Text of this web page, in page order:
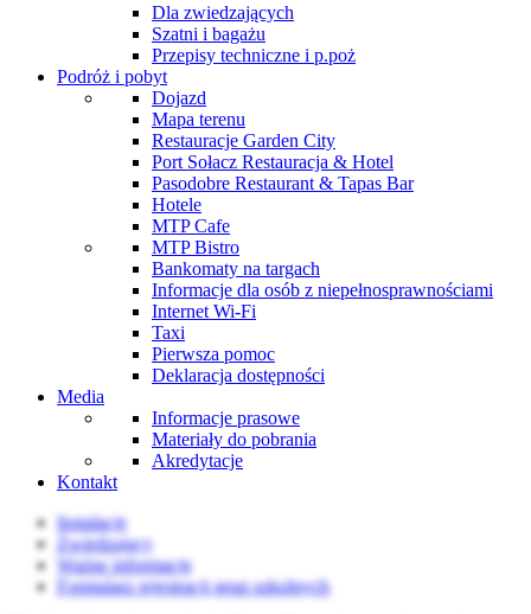
Dla zwiedzających
Szatni i bagażu
Przepisy techniczne i p.poż
Podróż i pobyt
Dojazd
Mapa terenu
Restauracje Garden City
Port Sołacz Restauracja & Hotel
Pasodobre Restaurant & Tapas Bar
Hotele
MTP Cafe
MTP Bistro
Bankomaty na targach
Informacje dla osób z niepełnosprawnościami
Internet Wi-Fi
Taxi
Pierwsza pomoc
Deklaracja dostępności
Media
Informacje prasowe
Materiały do pobrania
Akredytacje
Kontakt
Instalacje
Zwiedzający
Ważne informacje
Formularz rejestracji grup szkolnych